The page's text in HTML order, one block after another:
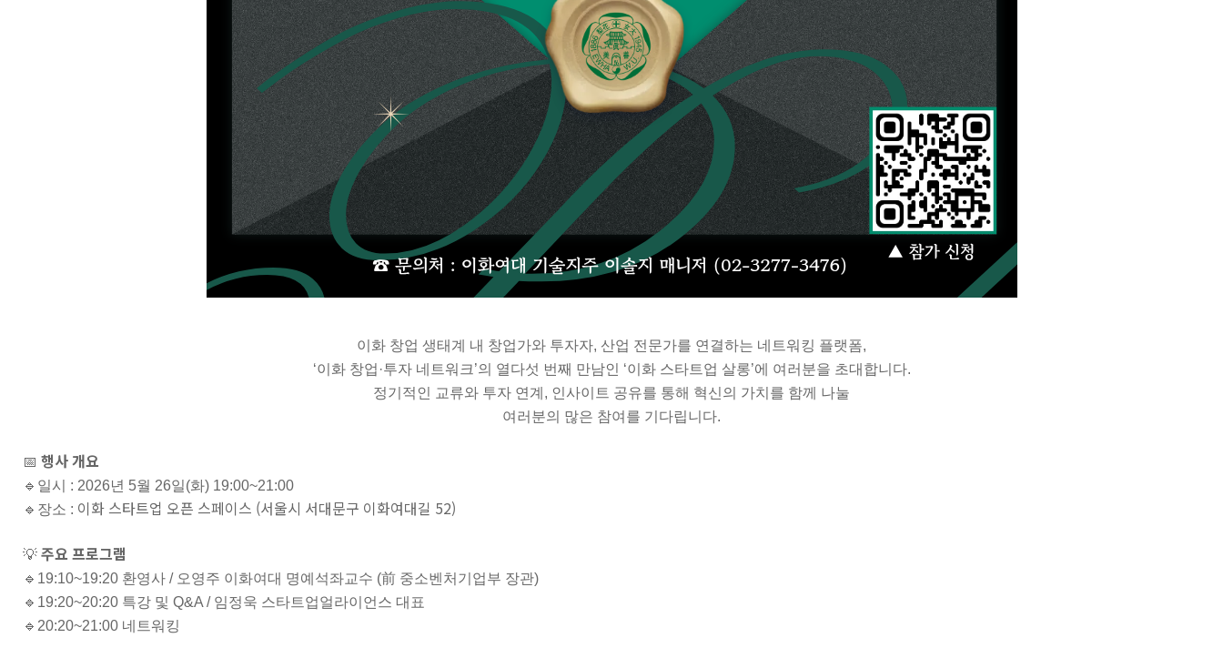
이화 창업 생태계 내 창업가와 투자자, 산업 전문가를 연결하는 네트워킹 플랫폼,
‘이화 창업·투자 네트워크’의 열다섯 번째 만남인 ‘이화 스타트업 살롱’에 여러분을 초대합니다.
정기적인 교류와 투자 연계, 인사이트 공유를 통해 혁신의 가치를 함께 나눌
여러분의 많은 참여를 기다립니다.
📅 행사 개요
🔹일시 : 2026년 5월 26일(화) 19:00~21:00
🔹장소 : 이화 스타트업 오픈 스페이스 (서울시 서대문구 이화여대길 52)
💡 주요 프로그램
🔹19:10~19:20 환영사 / 오영주 이화여대 명예석좌교수 (前 중소벤처기업부 장관)
🔹19:20~20:20 특강 및 Q&A / 임정욱 스타트업얼라이언스 대표
🔹20:20~21:00 네트워킹